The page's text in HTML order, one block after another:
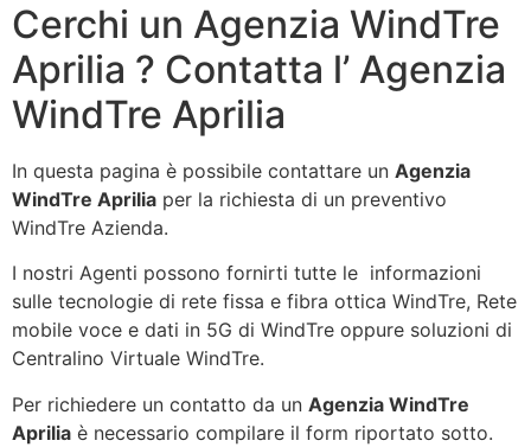
Cerchi un Agenzia WindTre
Aprilia ? Contatta l’ Agenzia
WindTre Aprilia
In questa pagina è possibile contattare un Agenzia
WindTre Aprilia per la richiesta di un preventivo
WindTre Azienda.
I nostri Agenti possono fornirti tutte le informazioni
sulle tecnologie di rete fissa e fibra ottica WindTre, Rete
mobile voce e dati in 5G di WindTre oppure soluzioni di
Centralino Virtuale WindTre.
Per richiedere un contatto da un Agenzia WindTre
Aprilia è necessario compilare il form riportato sotto.